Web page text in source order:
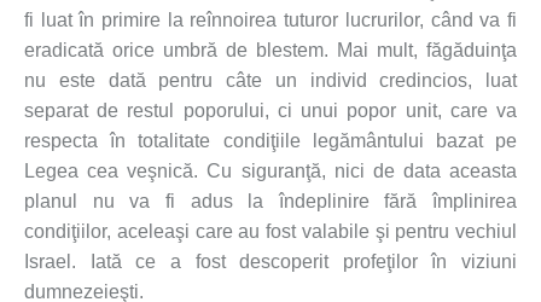
fi luat în primire la reînnoirea tuturor lucrurilor, când va fi
eradicată orice umbră de blestem. Mai mult, făgăduinţa
nu este dată pentru câte un individ credincios, luat
separat de restul poporului, ci unui popor unit, care va
respecta în totalitate condiţiile legământului bazat pe
Legea cea veşnică. Cu siguranţă, nici de data aceasta
planul nu va fi adus la îndeplinire fără împlinirea
condiţiilor, aceleaşi care au fost valabile şi pentru vechiul
Israel. Iată ce a fost descoperit profeţilor în viziuni
dumnezeieşti.